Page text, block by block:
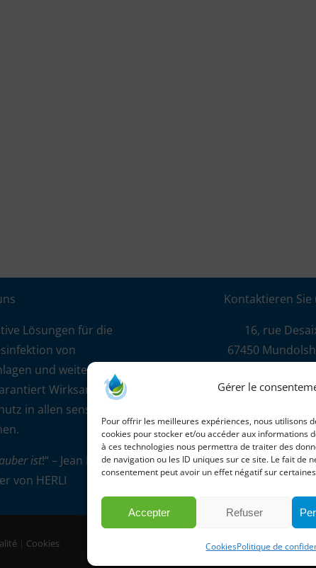
Gérer le
Pour offrir les meilleures expériences, nous utilisons
cookies pour stocker et/ou accéder aux informations
à ces technologies nous permettra de traiter des
de navigation ou les ID uniques sur ce site. Le fait de
consentement peut avoir un effet négatif sur
Accepter Refuser
CookiesPolitique de
Lösungen für die
von
und weitere
Wirksamkeit,
in allen sensiblen
ist!“ – Jean Marcel
von HERLI
Kontaktieren Sie
16, rue
67450
+33 (0)3 88 18 41
Handelskammer
B384356572
Umsatzsteuer-
Cookies